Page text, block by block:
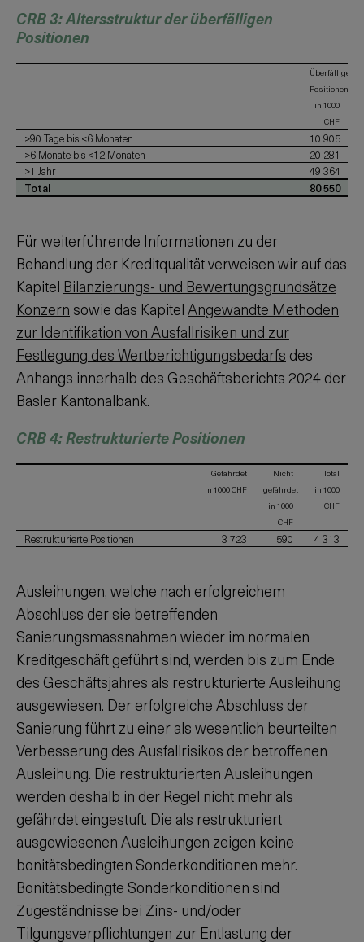
CRB 3: Altersstruktur der überfälligen
Positionen
Überfällige
Positionen
in 1000
CHF
>90 Tage bis <6 Monaten
10 905
>6 Monate bis <12 Monaten
20 281
>1 Jahr
49 364
Total
80 550
Für weiterführende Informationen zu der
Behandlung der Kreditqualität verweisen wir auf das
Kapitel Bilanzierungs- und Bewertungsgrundsätze
Konzern sowie das KapitelAngewandte Methoden
zur Identifikation von Ausfallrisiken und zur
Festlegung des Wertberichtigungsbedarfs des
Anhangs innerhalb des Geschäftsberichts 2024der
Basler Kantonalbank.
CRB 4: Restrukturierte Positionen
Gefährdet
in 1000 CHF
Nicht
gefährdet
in 1000
CHF
Total
in 1000
CHF
Restrukturierte Positionen 3 723 590 4 313
Ausleihungen, welche nach erfolgreichem
Abschluss der sie betreffenden
Sanierungsmassnahmen wieder im normalen
Kreditgeschäft geführt sind, werden bis zum Ende
des Geschäftsjahres als restrukturierte Ausleihung
ausgewiesen. Der erfolgreiche Abschluss der
Sanierung führt zu einer als wesentlich beurteilten
Verbesserung des Ausfallrisikos der betroffenen
Ausleihung. Die restrukturierten Ausleihungen
werden deshalb in der Regel nicht mehr als
gefährdet eingestuft. Die als restrukturiert
ausgewiesenen Ausleihungen zeigen keine
bonitätsbedingten Sonderkonditionen mehr.
Bonitätsbedingte Sonderkonditionen sind
Zugeständnisse bei Zins- und/oder
Tilgungsverpflichtungen zur Entlastung der